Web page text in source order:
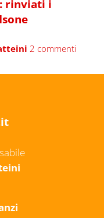
rinviati i
2 commenti